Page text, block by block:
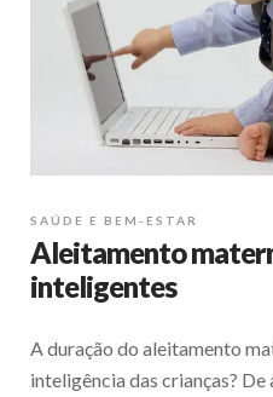
SAÚDE E BEM-ESTAR
Aleitamento
inteligentes
A duração do aleitamento
inteligência das crianças?